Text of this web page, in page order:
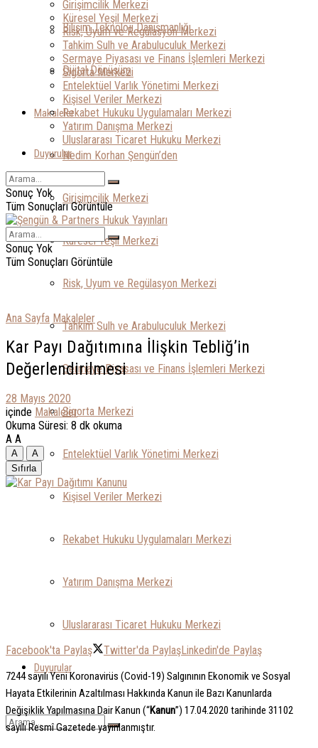
Bilişim Teknoloji Danışmanlığı
Dijital Dönüşüm
Makaleler
Nedim Korhan Şengün’den
Girişimcilik Merkezi
Küresel Yeşil Merkezi
Risk, Uyum ve Regülasyon Merkezi
Tahkim Sulh ve Arabuluculuk Merkezi
Sermaye Piyasası ve Finans İşlemleri Merkezi
Sigorta Merkezi
Entelektüel Varlık Yönetimi Merkezi
Kişisel Veriler Merkezi
Rekabet Hukuku Uygulamaları Merkezi
Yatırım Danışma Merkezi
Uluslararası Ticaret Hukuku Merkezi
Duyurular
Girişimcilik Merkezi
Küresel Yeşil Merkezi
Risk, Uyum ve Regülasyon Merkezi
Tahkim Sulh ve Arabuluculuk Merkezi
Sermaye Piyasası ve Finans İşlemleri Merkezi
Sigorta Merkezi
Entelektüel Varlık Yönetimi Merkezi
Kişisel Veriler Merkezi
Rekabet Hukuku Uygulamaları Merkezi
Yatırım Danışma Merkezi
Uluslararası Ticaret Hukuku Merkezi
Duyurular
Sonuç Yok
Tüm Sonuçları Görüntüle
Sonuç Yok
Tüm Sonuçları Görüntüle
Ana Sayfa Makaleler
Kar Payı Dağıtımına İlişkin Tebliğ’in
Değerlendirilmesi
28 Mayıs 2020
içinde Makaleler
Okuma Süresi: 8 dk okuma
A A
A
A
Sıfırla
Facebook'ta Paylaş Twitter'da PaylaşLinkedin'de Paylaş
7244 sayılı Yeni Koronavirüs (Covid-19) Salgınının Ekonomik ve Sosyal
Hayata Etkilerinin Azaltılması Hakkında Kanun ile Bazı Kanunlarda
Değişiklik Yapılmasına Dair Kanun (“Kanun”) 17.04.2020 tarihinde 31102
sayılı Resmî Gazetede yayınlanmıştır.